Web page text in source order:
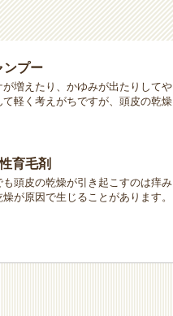
ンプー
増えたり、かゆみが出たりしてや
軽く考えがちですが、頭皮の乾燥
育毛剤
頭皮の乾燥が引き起こすのは痒み
が原因で生じることがあります。